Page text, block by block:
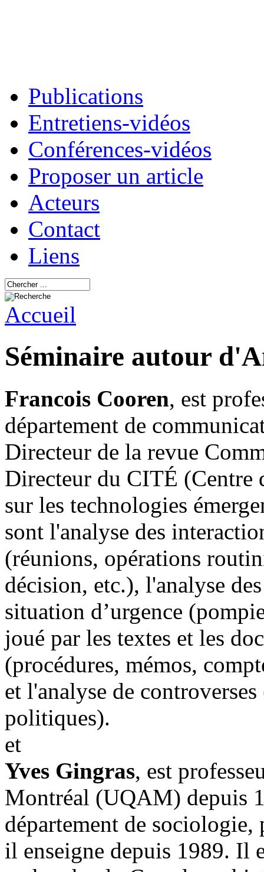
Publications
Entretiens-vidéos
Conférences-vidéos
Proposer un article
Acteurs
Contact
Liens
Accueil
Séminaire autour
Francois Cooren, est
département de
Directeur de la revue
Directeur du CITÉ (Centre
sur les technologies
sont l'analyse des
(réunions, opérations
décision, etc.), l'analyse
situation d’urgence
joué par les textes et les
(procédures, mémos,
et l'analyse de
politiques).
et
Yves Gingras, est
Montréal (UQAM) depuis
département de
il enseigne depuis 1989. Il